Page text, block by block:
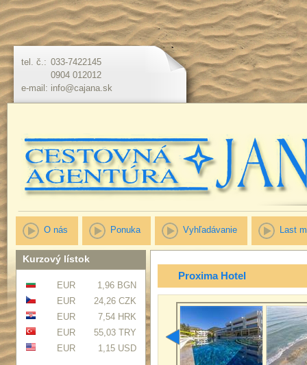
tel. č.: 033-7422145
0904 012012
e-mail: info@cajana.sk
O nás Ponuka Vyhľadávanie Last
Kurzový lístok
EUR
1,96 BGN
EUR
24,26 CZK
EUR
7,54 HRK
EUR
55,03 TRY
EUR
1,15 USD
Proxima Hotel